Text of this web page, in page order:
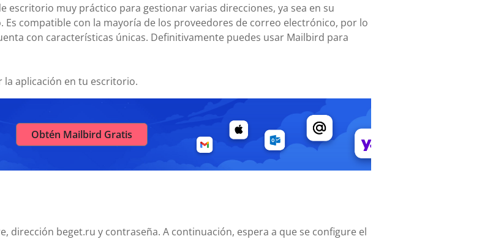
escritorio muy práctico para gestionar varias direcciones, ya sea en su
compatible con la mayoría de los proveedores de correo electrónico, por lo
con características únicas. Definitivamente puedes usar Mailbird para
la aplicación en tu escritorio.
Obtén Mailbird Gratis
dirección beget.ru y contraseña. A continuación, espera a que se configure el